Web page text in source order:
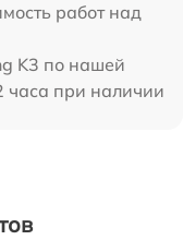
работ над
K3 по нашей
часа при наличии